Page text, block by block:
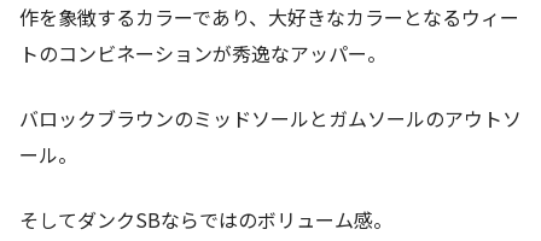
作を象徴するカラーであり、大好きなカラーとなるウィー
トのコンビネーションが秀逸なアッパー。
バロックブラウンのミッドソールとガムソールのアウトソ
ール。
そしてダンクSBならではのボリューム感。